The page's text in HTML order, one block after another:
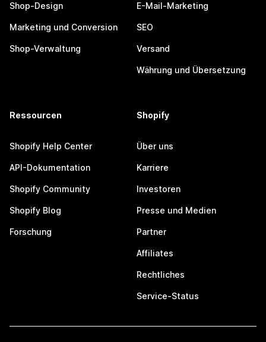
Shop-Design
Marketing und Conversion
Shop-Verwaltung
E-Mail-Marketing
SEO
Versand
Währung und Übersetzung
Ressourcen
Shopify Help Center
API-Dokumentation
Shopify Community
Shopify Blog
Forschung
Shopify
Über uns
Karriere
Investoren
Presse und Medien
Partner
Affiliates
Rechtliches
Service-Status